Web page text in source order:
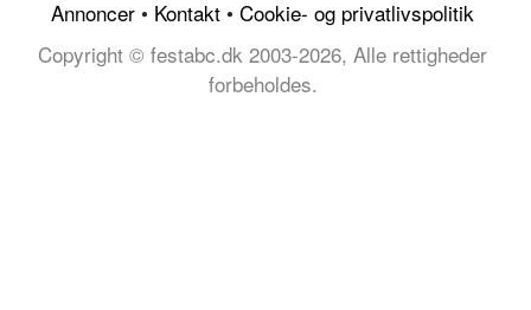
Annoncer • Kontakt • Cookie- og privatlivspolitik
Copyright © festabc.dk 2003-2026, Alle rettigheder
forbeholdes.